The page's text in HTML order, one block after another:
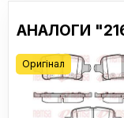
АНАЛОГИ
Оригінал